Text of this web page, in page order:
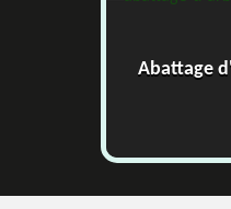
Abattage